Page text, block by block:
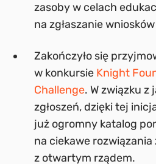
zasoby w celach
na zgłaszanie
Zakończyło się
w konkursie Knight
Challenge. W związku z
zgłoszeń, dzięki tej
już ogromny katalog
na ciekawe rozwiązania
z otwartym rządem.